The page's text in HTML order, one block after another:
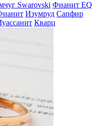
Swarovski Фианит EQ
Изумруд Сапфир
Кварц